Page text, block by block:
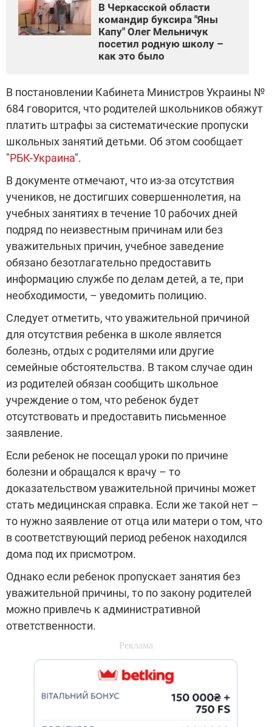
В Черкасской области
командир буксира "Яны
Капу" Олег Мельничук
посетил родную школу –
как это было
В постановлении Кабинета Министров Украины №
684 говорится, что родителей школьников обяжут
платить штрафы за систематические пропуски
школьных занятий детьми. Об этом сообщает
"РБК-Украина".
В документе отмечают, что из-за отсутствия
учеников, не достигших совершеннолетия, на
учебных занятиях в течение 10 рабочих дней
подряд по неизвестным причинам или без
уважительных причин, учебное заведение
обязано безотлагательно предоставить
информацию службе по делам детей, а те, при
необходимости, – уведомить полицию.
Следует отметить, что уважительной причиной
для отсутствия ребенка в школе является
болезнь, отдых с родителями или другие
семейные обстоятельства. В таком случае один
из родителей обязан сообщить школьное
учреждение о том, что ребенок будет
отсутствовать и предоставить письменное
заявление.
Если ребенок не посещал уроки по причине
болезни и обращался к врачу – то
доказательством уважительной причины может
стать медицинская справка. Если же такой нет –
то нужно заявление от отца или матери о том, что
в соответствующий период ребенок находился
дома под их присмотром.
Однако если ребенок пропускает занятия без
уважительной причины, то по закону родителей
можно привлечь к административной
ответственности.